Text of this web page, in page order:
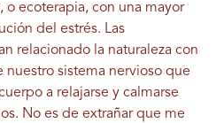
o ecoterapia, con una mayor
del estrés. Las
relacionado la naturaleza con
sistema nervioso que
a relajarse y calmarse
No es de extrañar que me